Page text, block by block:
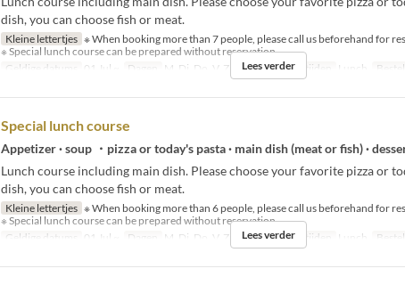
dish, you can choose fish or meat.
Kleine lettertjes ※ When booking more than 7 people, please call us beforehand for
※ Special lunch course can be prepared without reservation.
Geldige datums
01 Jul ~ Dagen M, Di, Do, V, Za, Zo, Vak Maaltijden Lunch
Lees verder
Special lunch course
Appetizer · soup ・pizza or today's pasta · main dish (meat or fish) ·
Lunch course including main dish. Please choose your favorite pizza or
dish, you can choose fish or meat.
Kleine lettertjes ※ When booking more than 6 people, please call us beforehand for
※ Special lunch course can be prepared without reservation.
Geldige datums
01 Jul ~ Dagen M, Di, Do, V, Za, Zo, Vak Maaltijden Lunch
Lees verder